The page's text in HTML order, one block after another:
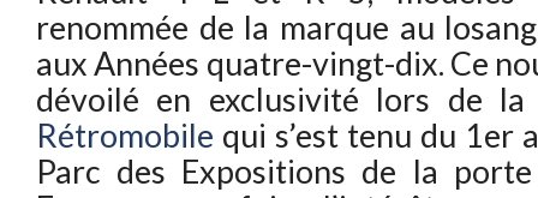
renommée de la marque au
aux Années quatre-vingt-dix. Ce
dévoilé en exclusivité lors de
Rétromobile qui s’est tenu du 1er
Parc des Expositions de la